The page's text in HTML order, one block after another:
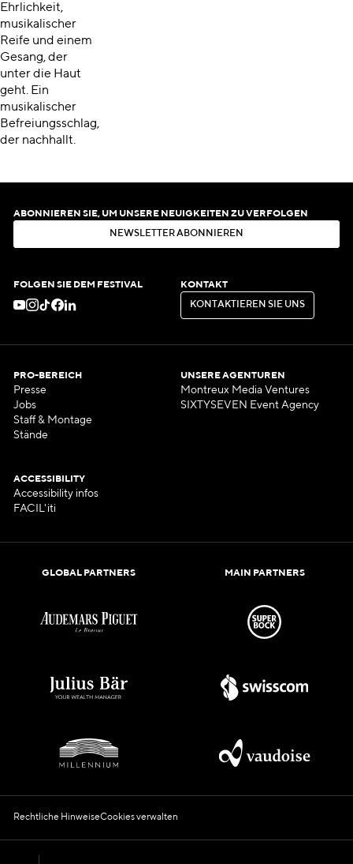
Ehrlichkeit,
musikalischer
Reife und einem
Gesang, der
unter die Haut
geht. Ein
musikalischer
Befreiungsschlag,
der nachhallt.
ABONNIEREN SIE, UM UNSERE NEUIGKEITEN ZU VERFOLGEN
N EWSLET ERABON N EREN
FOLGEN SIE DEM FESTIVAL KONTAKT
KON AKT EREN SI E UN S
KONTAKTIERENSIEUNS
PRO-BEREICH
Presse
Jobs
Staff & Montage
Stände
UNSERE AGENTUREN
Montreux Media Ventures
SIXTYSEVEN Event Agency
ACCESSIBILITY
Accessibility infos
FACIL'iti
GLOBAL PARTNERS MAIN PARTNERS
Rechtliche HinweiseCookies verwalten